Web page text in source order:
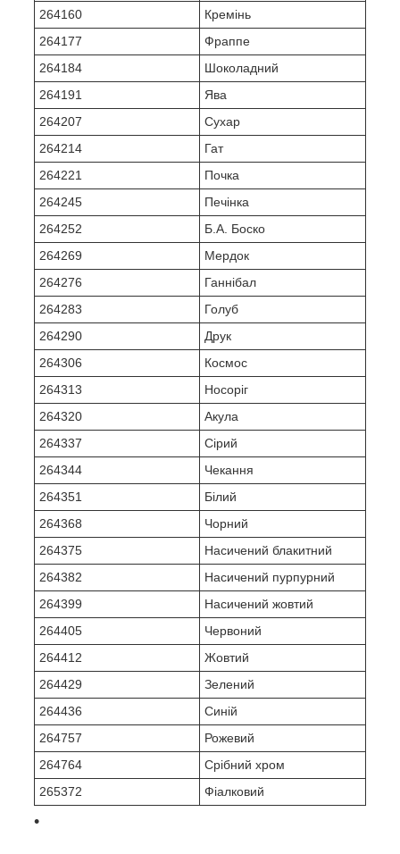
264160
Кремінь
264177
Фраппе
264184
Шоколадний
264191
Ява
264207
Сухар
264214
Гат
264221
Почка
264245
Печінка
264252
Б.А. Боско
264269
Мердок
264276
Ганнібал
264283
Голуб
264290
Друк
264306
Космос
264313
Носоріг
264320
Акула
264337
Сірий
264344
Чекання
264351
Білий
264368
Чорний
264375
Насичений блакитний
264382
Насичений пурпурний
264399
Насичений жовтий
264405
Червоний
264412
Жовтий
264429
Зелений
264436
Синій
264757
Рожевий
264764
Срібний хром
265372
Фіалковий